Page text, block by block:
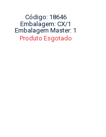
Código: 18646
Embalagem: CX/1
Embalagem Master: 1
Produto Esgotado